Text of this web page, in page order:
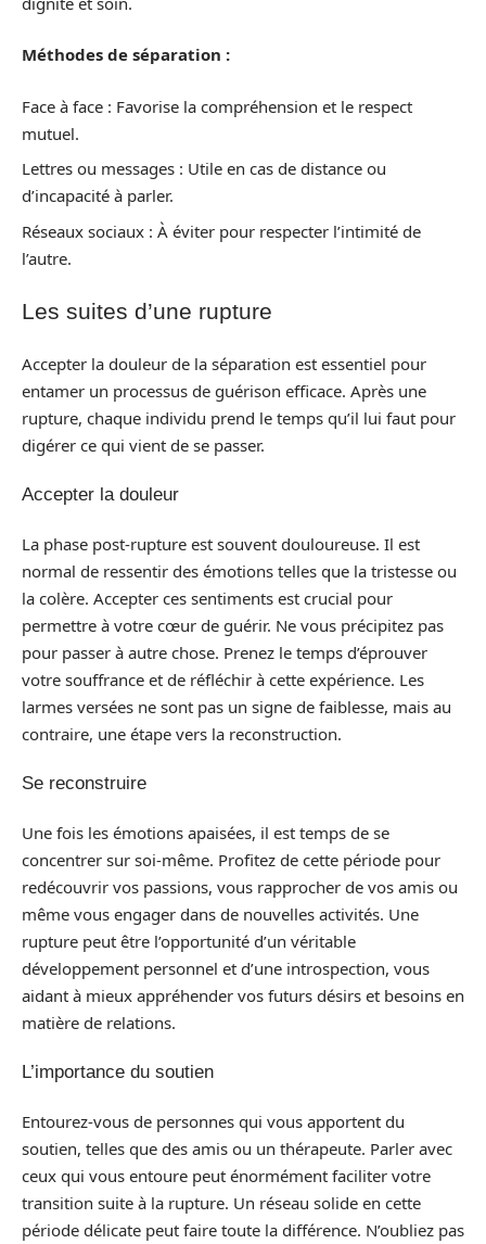
Méthodes de séparation :
Face à face : Favorise la compréhension et le respect
mutuel.
Lettres ou messages : Utile en cas de distance ou
d’incapacité à parler.
Réseaux sociaux : À éviter pour respecter l’intimité de
l’autre.
Les suites d’une rupture
Accepter la douleur de la séparation est essentiel pour
entamer un processus de guérison efficace. Après une
rupture, chaque individu prend le temps qu’il lui faut pour
digérer ce qui vient de se passer.
Accepter la douleur
La phase post-rupture est souvent douloureuse. Il est
normal de ressentir des émotions telles que la tristesse ou
la colère. Accepter ces sentiments est crucial pour
permettre à votre cœur de guérir. Ne vous précipitez pas
pour passer à autre chose. Prenez le temps d’éprouver
votre souffrance et de réfléchir à cette expérience. Les
larmes versées ne sont pas un signe de faiblesse, mais au
contraire, une étape vers la reconstruction.
Se reconstruire
Une fois les émotions apaisées, il est temps de se
concentrer sur soi-même. Profitez de cette période pour
redécouvrir vos passions, vous rapprocher de vos amis ou
même vous engager dans de nouvelles activités. Une
rupture peut être l’opportunité d’un véritable
développement personnel et d’une introspection, vous
aidant à mieux appréhender vos futurs désirs et besoins en
matière de relations.
L’importance du soutien
Entourez-vous de personnes qui vous apportent du
soutien, telles que des amis ou un thérapeute. Parler avec
ceux qui vous entoure peut énormément faciliter votre
transition suite à la rupture. Un réseau solide en cette
période délicate peut faire toute la différence. N’oubliez pas